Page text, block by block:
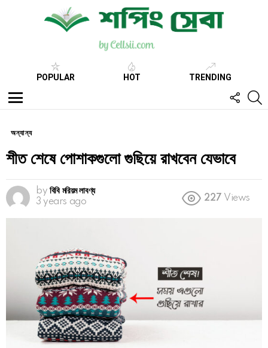
POPULAR HOT TRENDING
Menu
US
অন্যান্য
শীত শেষে পোশাকগুলো গুছিয়ে রাখবেন যেভাবে
by বিবি মরিয়ম লাবণ্য
3 years ago
227 Views